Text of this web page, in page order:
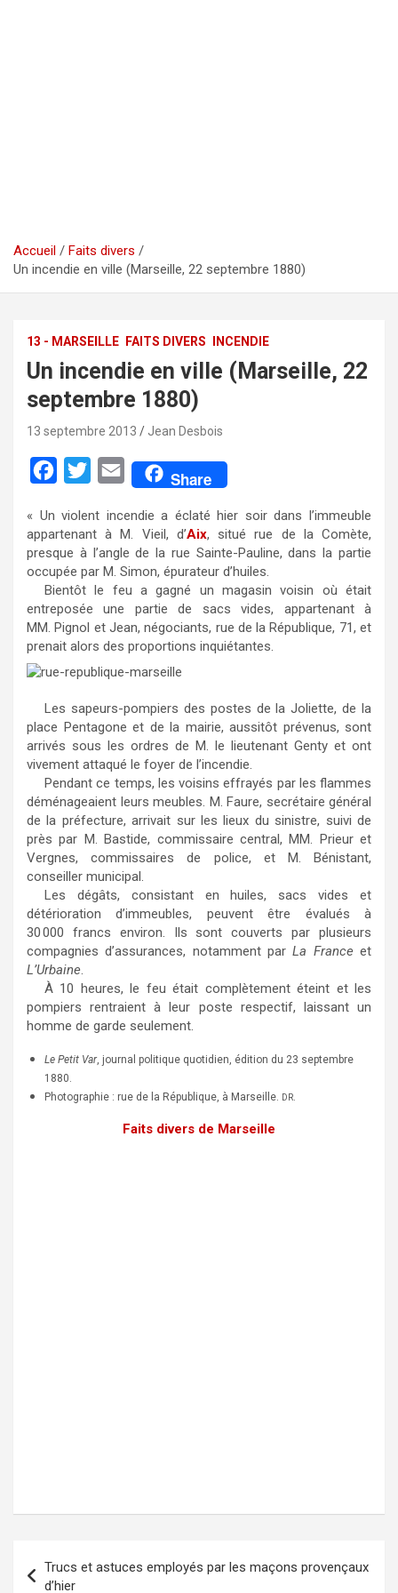
Accueil
Faits divers
Un incendie en ville (Marseille, 22 septembre 1880)
13 - MARSEILLE FAITS DIVERS INCENDIE
Un incendie en ville (Marseille, 22
septembre 1880)
13 septembre 2013 Jean Desbois
c
e
b
o
o
k
i
t
t
e
r
E
a
i
l
Share
« Un violent incendie a éclaté hier soir dans l’immeuble
appartenant à M. Vieil, d’Aix, situé rue de la Comète,
presque à l’angle de la rue Sainte-Pauline, dans la partie
occupée par M. Simon, épurateur d’huiles.
Bientôt le feu a gagné un magasin voisin où était
entreposée une partie de sacs vides, appartenant à
MM. Pignol et Jean, négociants, rue de la République, 71, et
prenait alors des proportions inquiétantes.
Les sapeurs-pompiers des postes de la Joliette, de la
place Pentagone et de la mairie, aussitôt prévenus, sont
arrivés sous les ordres de M. le lieutenant Genty et ont
vivement attaqué le foyer de l’incendie.
Pendant ce temps, les voisins effrayés par les flammes
déménageaient leurs meubles. M. Faure, secrétaire général
de la préfecture, arrivait sur les lieux du sinistre, suivi de
près par M. Bastide, commissaire central, MM. Prieur et
Vergnes, commissaires de police, et M. Bénistant,
conseiller municipal.
Les dégâts, consistant en huiles, sacs vides et
détérioration d’immeubles, peuvent être évalués à
30 000 francs environ. Ils sont couverts par plusieurs
compagnies d’assurances, notamment parLa France et
L’Urbaine
À 10 heures, le feu était complètement éteint et les
pompiers rentraient à leur poste respectif, laissant un
homme de garde seulement.
Le Petit Var, journal politique quotidien, édition du 23 septembre
1880.
Photographie : rue de la République, à Marseille.
DR
Faits divers de Marseille
Navigation
Trucs et astuces employés par les maçons provençaux
d’hier